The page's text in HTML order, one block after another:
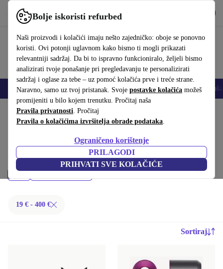
Bolje iskoristi refurbed
Naši proizvodi i kolačići imaju nešto zajedničko: oboje se ponovno
koristi. Ovi potonji uglavnom kako bismo ti mogli prikazati
relevantniji sadržaj. Da bi to ispravno funkcioniralo, željeli bismo
analizirati tvoje ponašanje pri pregledavanju te personalizirati
sadržaj i oglase za tebe – uz pomoć kolačića prve i treće strane.
Naravno, samo uz tvoj pristanak. Svoje postavke kolačića možeš
promijeniti u bilo kojem trenutku. Pročitaj naša
Pravila privatnosti. Pročitaj
Pravila o kolačićima izvršitelja obrade podataka.
Ograničeno korištenje
PRILAGODI
PRIHVATI SVE KOLAČIĆE
Koristi refurbed brzo i jednostavno
Mobiteli Prijenosna računala Tableti Pametni satovi Dodaci
Početna stranica Proizvodi Zdravlje i ljepota
Kupi refurbished Ljepota i njega ispod 400 € – kvaliteta, jamstvo i 30
dana za povrat. Uštedi novac i čuvaj okoliš.
19 € - 400 €
Sortiraj